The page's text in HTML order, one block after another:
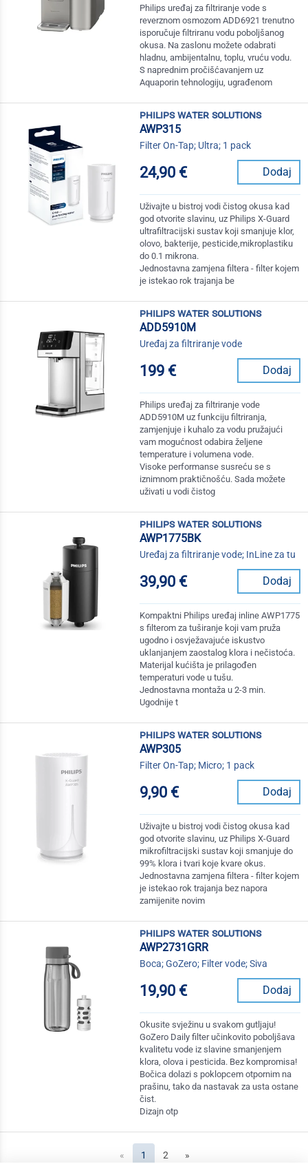
Philips uređaj za filtriranje vode s
reverznom osmozom ADD6921 trenutno
isporučuje filtriranu vodu poboljšanog
okusa. Na zaslonu možete odabrati
hladnu, ambijentalnu, toplu, vruću vodu.
S naprednim pročišćavanjem uz
Aquaporin tehnologiju, ugrađenom
philips water solutions
AWP315
Filter On-Tap; Ultra; 1 pack
24,90 € Dodaj
Uživajte u bistroj vodi čistog okusa kad
god otvorite slavinu, uz Philips X-Guard
ultrafiltracijski sustav koji smanjuje klor,
olovo, bakterije, pesticide,mikroplastiku
do 0.1 mikrona.
Jednostavna zamjena filtera - filter kojem
je istekao rok trajanja be
philips water solutions
ADD5910M
Uređaj za filtriranje vode
199 € Dodaj
Philips uređaj za filtriranje vode
ADD5910M uz funkciju filtriranja,
zamjenjuje i kuhalo za vodu pružajući
vam mogućnost odabira željene
temperature i volumena vode.
Visoke performanse susreću se s
iznimnom praktičnošću. Sada možete
uživati u vodi čistog
philips water solutions
AWP1775BK
Uređaj za filtriranje vode; InLine za tu
39,90 € Dodaj
Kompaktni Philips uređaj inline AWP1775
s filterom za tuširanje koji vam pruža
ugodno i osvježavajuće iskustvo
uklanjanjem zaostalog klora i nečistoća.
Materijal kućišta je prilagođen
temperaturi vode u tušu.
Jednostavna montaža u 2-3 min.
Ugodnije t
philips water solutions
AWP305
Filter On-Tap; Micro; 1 pack
9,90 € Dodaj
Uživajte u bistroj vodi čistog okusa kad
god otvorite slavinu, uz Philips X-Guard
mikrofiltracijski sustav koji smanjuje do
99% klora i tvari koje kvare okus.
Jednostavna zamjena filtera - filter kojem
je istekao rok trajanja bez napora
zamijenite novim
philips water solutions
AWP2731GRR
Boca; GoZero; Filter vode; Siva
19,90 € Dodaj
Okusite svježinu u svakom gutljaju!
GoZero Daily filter učinkovito poboljšava
kvalitetu vode iz slavine smanjenjem
klora, olova i pesticida. Bez kompromisa!
Bočica dolazi s poklopcem otpornim na
prašinu, tako da nastavak za usta ostane
čist.
Dizajn otp
« 1 (current)
2 »